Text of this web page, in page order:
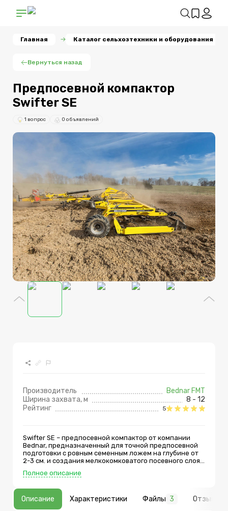
Главная Каталог сельхозтехники и оборудования
Вернуться назад
Предпосевной компактор
Swifter SE
1 вопрос 0 объявлений
Производитель
Bednar FMT
Ширина заxвата, м
8 - 12
Рейтинг
5
Swifter SE – предпосевной компактор от компании
Bednar, предназначенный для точной предпосевной
подготовки с ровным семенным ложем на глубине от
2-3 см. и создания мелкокомковатого посевного слоя
пропашных культур. Отличается высокой
параллелограммной подвеской рабочих секций,
большим весом и широким ассортиментом опций. Так,
Swifter SE может комплектоваться передней
Полное описание
Описание Характеристики Файлы 3 Отзывы